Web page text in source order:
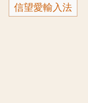
信望愛輸入法